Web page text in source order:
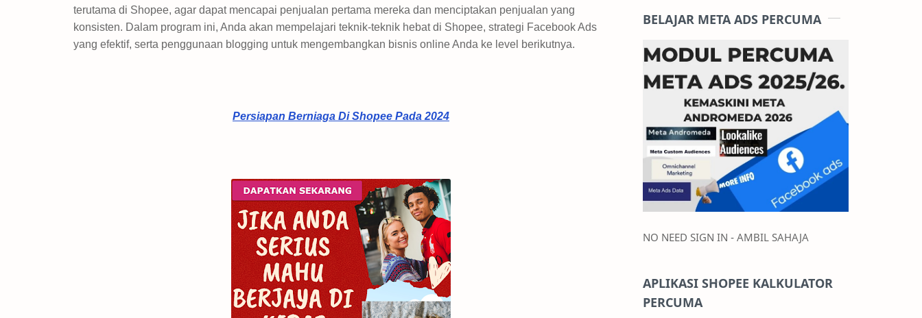
terutama di Shopee, agar dapat mencapai penjualan pertama mereka dan menciptakan penjualan yang
konsisten. Dalam program ini, Anda akan mempelajari teknik-teknik hebat di Shopee, strategi Facebook Ads
yang efektif, serta penggunaan blogging untuk mengembangkan bisnis online Anda ke level berikutnya.
Persiapan Berniaga Di Shopee Pada 2024
BELAJAR META ADS PERCUMA
NO NEED SIGN IN - AMBIL SAHAJA
APLIKASI SHOPEE KALKULATOR
PERCUMA